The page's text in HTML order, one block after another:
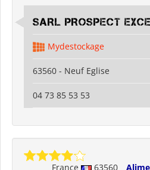
SARL PROSPECT
Mydestockage
63560 - Neuf Eglise
04 73 85 53 53
France 63560